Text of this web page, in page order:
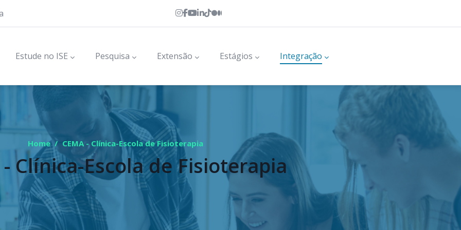
Estude no ISE Pesquisa Extensão Estágios Integração
Home / CEMA - Clínica-Escola de Fisioterapia
- Clínica-Escola de Fisioterapia